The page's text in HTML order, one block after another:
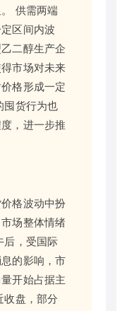
供需两端
区间内波
二醇生产企
市场对未来
格形成一定
囤货行为也
，进一步推
格波动中扮
场整体情绪
后，受国际
的影响，市
开始占据主
盘，部分